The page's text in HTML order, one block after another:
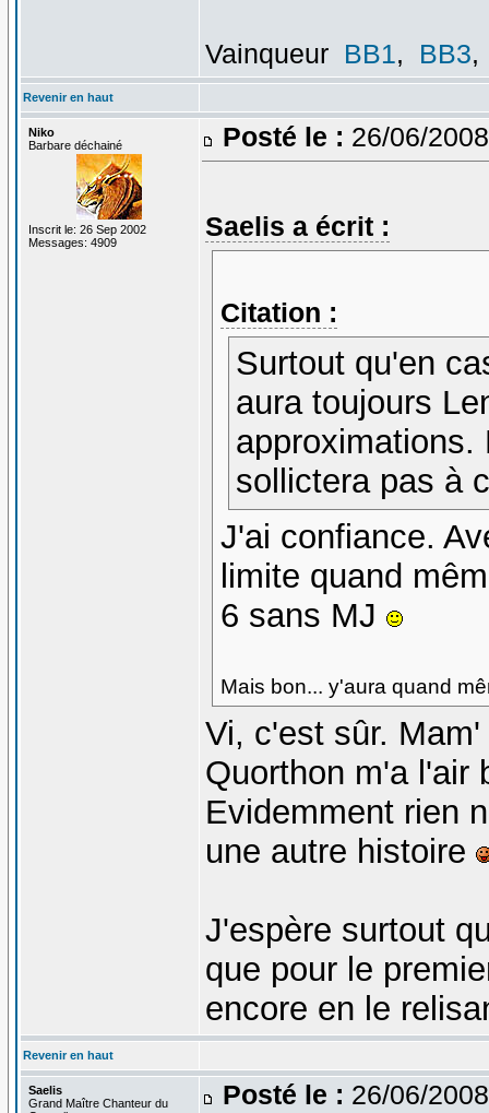
Vainqueur BB1, BB3,
Revenir en haut
Niko
Barbare déchainé
Inscrit le: 26 Sep 2002
Messages: 4909
Posté le : 26/06/
Saelis a écrit :
Citation :
Surtout qu'en
aura toujours
approximations.
sollictera pas à
J'ai confiance.
limite quand
6 sans MJ
Mais bon... y'aura quand
Vi, c'est sûr.
Quorthon m'a l'air
Evidemment rien
une autre histoire
J'espère surtout
que pour le
encore en le
Revenir en haut
Saelis
Grand Maître Chanteur du
Posté le : 26/06/